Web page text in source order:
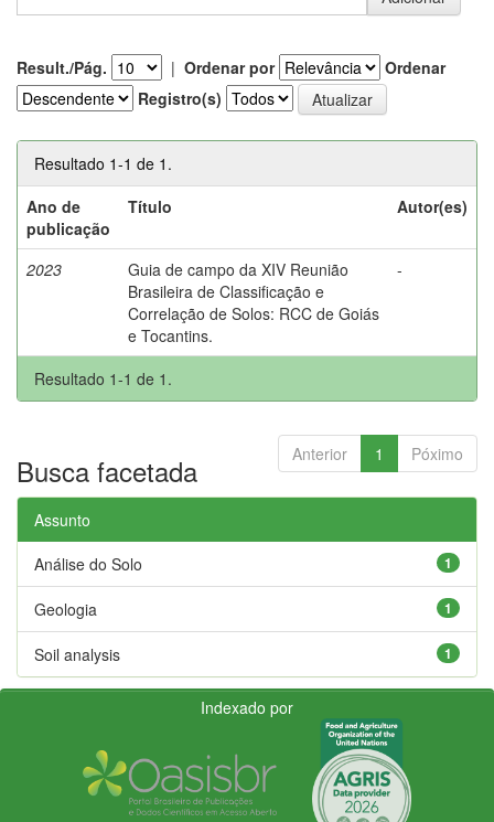
Result./Pág. | Ordenar por
Ordenar
Registro(s)
Resultado 1-1 de 1.
Ano de
publicação
Título Autor(es)
2023
Guia de campo da XIV Reunião
Brasileira de Classificação e
Correlação de Solos: RCC de Goiás
e Tocantins.
-
Resultado 1-1 de 1.
Anterior 1 Póximo
Busca facetada
Assunto
1
Análise do Solo
1
Geologia
1
Soil analysis
Indexado por